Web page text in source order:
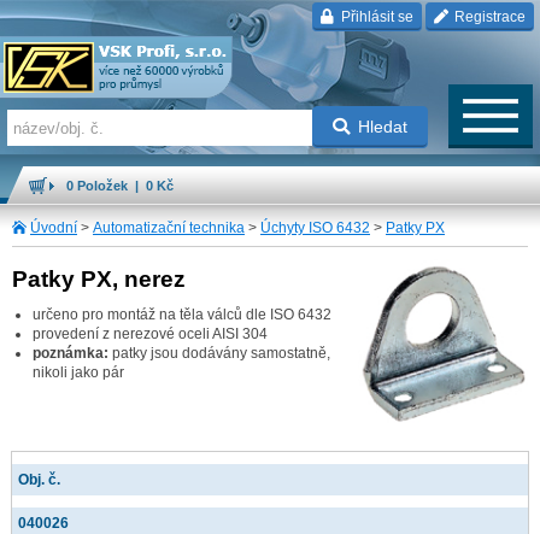
Přihlásit se Registrace
Hledat
0 Položek | 0 Kč
Úvodní > Automatizační technika > Úchyty ISO 6432 > Patky PX
Patky PX, nerez
určeno pro montáž na těla válců dle ISO 6432
provedení z nerezové oceli AISI 304
poznámka: patky jsou dodávány samostatně,
nikoli jako pár
Obj. č.
040026